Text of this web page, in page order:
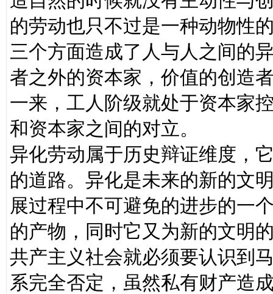
的劳动也只不过是一种动物性
三个方面造成了人与人之间的
者之外的资本家，价值的创造
一来，工人阶级就处于资本家
和资本家之间的对立。
异化劳动属于历史辩证维度，
的道路。异化是未来的新的文
展过程中不可避免的进步的一
的产物，同时它又为新的文明
共产主义社会就必须要认识到
系完全否定，虽然私有财产造